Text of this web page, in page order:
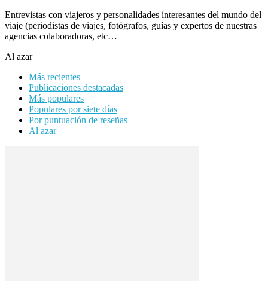
Entrevistas con viajeros y personalidades interesantes del mundo del
viaje (periodistas de viajes, fotógrafos, guías y expertos de nuestras
agencias colaboradoras, etc…
Al azar
Más recientes
Publicaciones destacadas
Más populares
Populares por siete días
Por puntuación de reseñas
Al azar